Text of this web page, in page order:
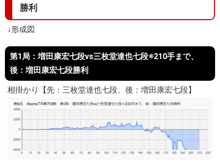
勝利
↓形成図
第1局：増田康宏七段vs三枚堂達也七段※210手まで、
後：増田康宏七段勝利
相掛かり【先：三枚堂達也七段、後：増田康宏七段】